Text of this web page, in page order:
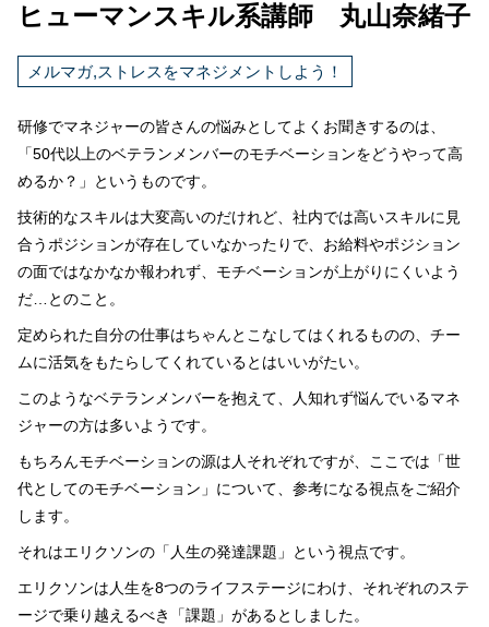
ヒューマンスキル系講師 丸山奈緒子
メルマガ,ストレスをマネジメントしよう！
研修でマネジャーの皆さんの悩みとしてよくお聞きするのは、
「50代以上のベテランメンバーのモチベーションをどうやって高
めるか？」というものです。
技術的なスキルは大変高いのだけれど、社内では高いスキルに見
合うポジションが存在していなかったりで、お給料やポジション
の面ではなかなか報われず、モチベーションが上がりにくいよう
だ…とのこと。
定められた自分の仕事はちゃんとこなしてはくれるものの、チー
ムに活気をもたらしてくれているとはいいがたい。
このようなベテランメンバーを抱えて、人知れず悩んでいるマネ
ジャーの方は多いようです。
もちろんモチベーションの源は人それぞれですが、ここでは「世
代としてのモチベーション」について、参考になる視点をご紹介
します。
それはエリクソンの「人生の発達課題」という視点です。
エリクソンは人生を8つのライフステージにわけ、それぞれのステ
ージで乗り越えるべき「課題」があるとしました。